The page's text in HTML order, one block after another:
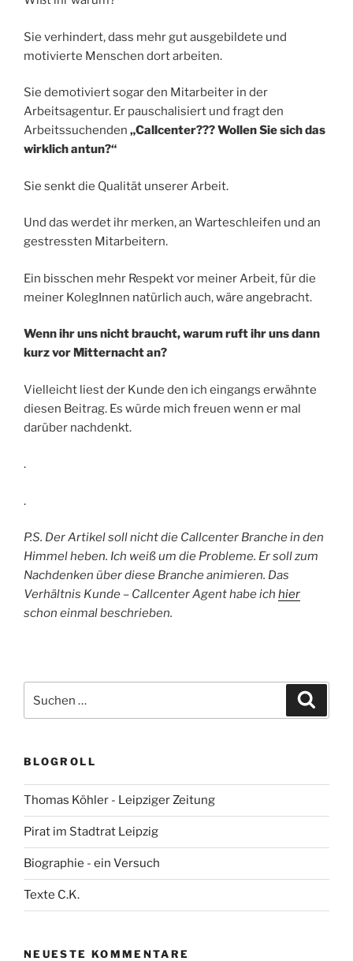
Sie verhindert, dass mehr gut ausgebildete und
motivierte Menschen dort arbeiten.
Sie demotiviert sogar den Mitarbeiter in der
Arbeitsagentur. Er pauschalisiert und fragt den
Arbeitssuchenden „Callcenter??? Wollen Sie sich das
wirklich antun?“
Sie senkt die Qualität unserer Arbeit.
Und das werdet ihr merken, an Warteschleifen und an
gestressten Mitarbeitern.
Ein bisschen mehr Respekt vor meiner Arbeit, für die
meiner KolegInnen natürlich auch, wäre angebracht.
Wenn ihr uns nicht braucht, warum ruft ihr uns dann
kurz vor Mitternacht an?
Vielleicht liest der Kunde den ich eingangs erwähnte
diesen Beitrag. Es würde mich freuen wenn er mal
darüber nachdenkt.
.
.
P.S. Der Artikel soll nicht die Callcenter Branche in den
Himmel heben. Ich weiß um die Probleme. Er soll zum
Nachdenken über diese Branche animieren. Das
Verhältnis Kunde – Callcenter Agent habe ich hier
schon einmal beschrieben.
nach:
BLOGROLL
Thomas Köhler - Leipziger Zeitung
Pirat im Stadtrat Leipzig
Biographie - ein Versuch
Texte C.K.
NEUESTE KOMMENTARE